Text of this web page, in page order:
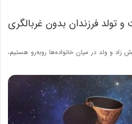
تولد فرزندان بدون غربالگری
و ولد در میان خانواده‌ها روبه‌رو هستیم،